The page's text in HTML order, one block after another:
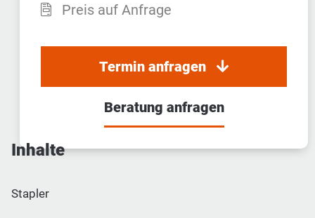
Preis auf Anfrage
Termin anfragen
Beratung anfragen
Inhalte
Stapler